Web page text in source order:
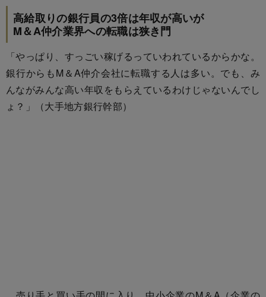
高給取りの銀行員の3倍は年収が高いが
M＆A仲介業界への転職は狭き門
「やっぱり、すっごい稼げるっていわれているからかな。
銀行からもM＆A仲介会社に転職する人は多い。でも、み
んながみんな高い年収をもらえているわけじゃないんでし
ょ？」（大手地方銀行幹部）